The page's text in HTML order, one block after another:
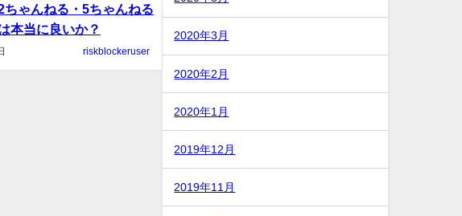
ちゃんねる・5ちゃんねる
本当に良いか？
riskblockeruser
2020年3月
2020年2月
2020年1月
2019年12月
2019年11月